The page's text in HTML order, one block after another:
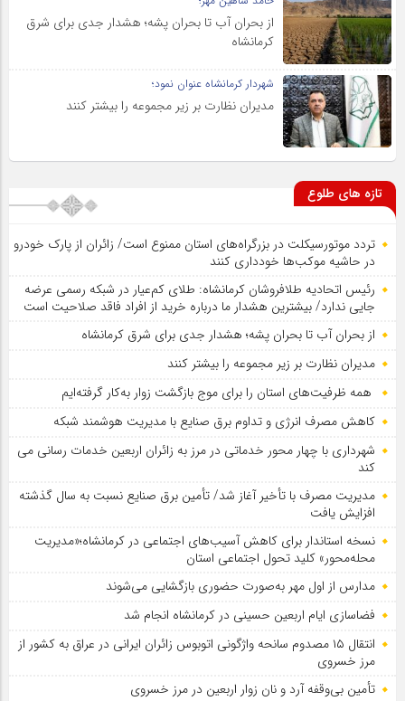
از بحران آب تا بحران پشه؛ هشدار جدی برای شرق
کرمانشاه
شهردار کرمانشاه عنوان نمود؛
مدیران نظارت بر زیر مجموعه را بیشتر کنند
تازه های طلوع
تردد موتورسیکلت در بزرگراه‌های استان ممنوع است/ زائران از پارک خودرو
در حاشیه موکب‌ها خودداری کنند
رئیس اتحادیه طلافروشان کرمانشاه: طلای کم‌عیار در شبکه رسمی عرضه
جایی ندارد/ بیشترین هشدار ما درباره خرید از افراد فاقد صلاحیت است
از بحران آب تا بحران پشه؛ هشدار جدی برای شرق کرمانشاه
مدیران نظارت بر زیر مجموعه را بیشتر کنند
همه ظرفیت‌های استان را برای موج بازگشت زوار به‌کار گرفته‌ایم
کاهش مصرف انرژی و تداوم برق صنایع با مدیریت هوشمند شبکه
شهرداری با چهار محور خدماتی در مرز به زائران اربعین خدمات رسانی می
کند
مدیریت مصرف با تأخیر آغاز شد/ تأمین برق صنایع نسبت به سال گذشته
افزایش یافت
نسخه استاندار برای کاهش آسیب‌های اجتماعی در کرمانشاه؛«مدیریت
محله‌محور» کلید تحول اجتماعی استان
مدارس از اول مهر به‌صورت حضوری بازگشایی می‌شوند
فضاسازی ایام اربعین حسینی در کرمانشاه انجام شد
انتقال ۱۵ مصدوم سانحه واژگونی اتوبوس زائران ایرانی در عراق به کشور از
مرز خسروی
تأمین بی‌وقفه آرد و نان زوار اربعین در مرز خسروی